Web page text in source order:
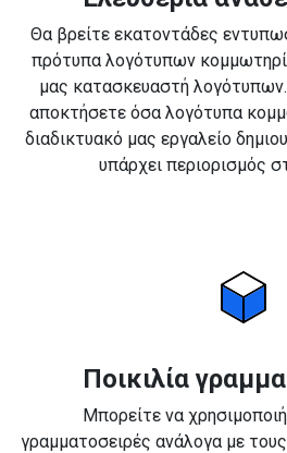
Θα βρείτε εκατοντάδες
πρότυπα λογότυπων
μας κατασκευαστή λογότυπων.
αποκτήσετε όσα λογότυπα
διαδικτυακό μας εργαλείο
υπάρχει περιορισμός
Ποικιλία
Μπορείτε να
γραμματοσειρές ανάλογα με